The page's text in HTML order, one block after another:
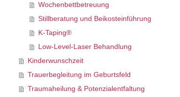
Wochenbettbetreuung
Stillberatung und Beikosteinführung
K-Taping®
Low-Level-Laser Behandlung
Kinderwunschzeit
Trauerbegleitung im Geburtsfeld
Traumaheilung & Potenzialentfaltung